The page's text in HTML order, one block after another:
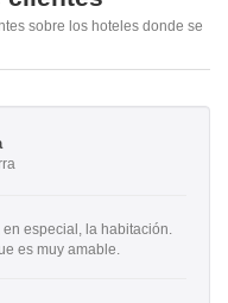
sobre los hoteles donde se
especial, la habitación.
es muy amable.